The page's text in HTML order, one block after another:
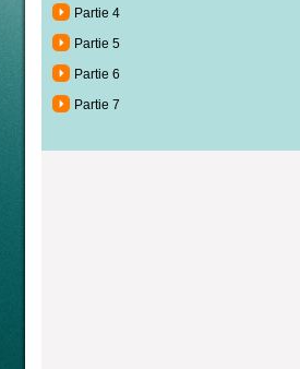
Partie 4
Partie 5
Partie 6
Partie 7